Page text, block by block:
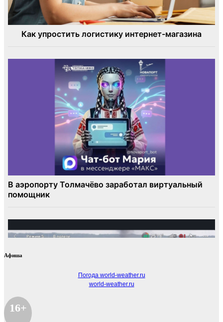
Афиша
Погода world-weather.ru
world-weather.ru
16+